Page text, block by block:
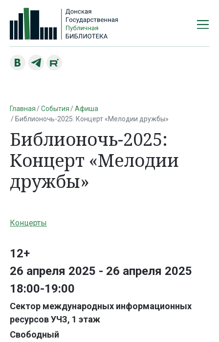
Главная События
Афиша
Библионочь-2025: Концерт «Мелодии дружбы»
Библионочь-2025:
Концерт «Мелодии
дружбы»
Концерты
12+
26 апреля 2025 - 26 апреля 2025
18:00-19:00
Сектор международных информационных
ресурсов УЧЗ, 1 этаж
Свободный